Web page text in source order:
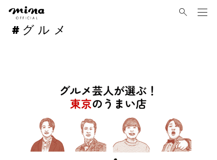
グルメ